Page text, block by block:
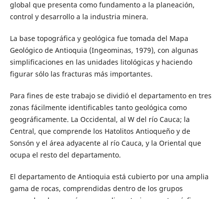
global que presenta como fundamento a la planeación,
control y desarrollo a la industria minera.
La base topográfica y geológica fue tomada del Mapa
Geológico de Antioquia (Ingeominas, 1979), con algunas
simplificaciones en las unidades litológicas y haciendo
figurar sólo las fracturas más importantes.
Para fines de este trabajo se dividió el departamento en tres
zonas fácilmente identificables tanto geológica como
geográficamente. La Occidental, al W del río Cauca; la
Central, que comprende los Hatolitos Antioqueño y de
Sonsón y el área adyacente al río Cauca, y la Oriental que
ocupa el resto del departamento.
El departamento de Antioquia está cubierto por una amplia
gama de rocas, comprendidas dentro de los grupos